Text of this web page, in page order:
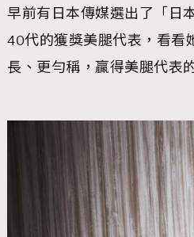
並同意遵守本文列明條款及細則。 請
接收新傳媒集團的最新消息及其他宣
於任何推廣用途。
早前有日本傳媒選出了「日
40代的獲獎美腿代表，看看
長、更勻稱，贏得美腿代表